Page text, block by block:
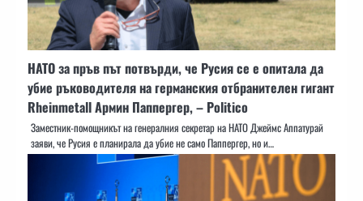
НАТО за пръв път потвърди, че Русия се е опитала да
убие ръководителя на германския отбранителен гигант
Rheinmetall Армин Паппергер, – Politico
Заместник-помощникът на генералния секретар на НАТО Джеймс Аппатурай
заяви, че Русия е планирала да убие не само Паппергер, но и…